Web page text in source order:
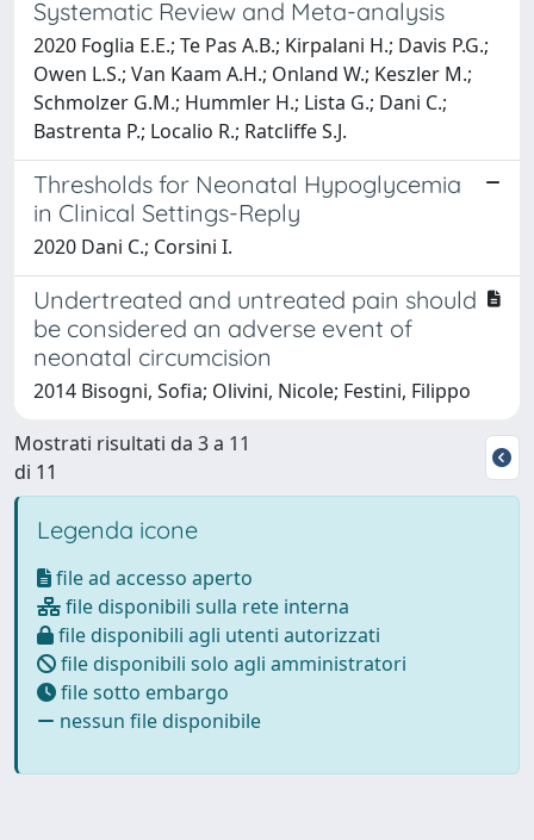
Systematic Review and Meta-analysis
2020 Foglia E.E.; Te Pas A.B.; Kirpalani H.; Davis P.G.;
Owen L.S.; Van Kaam A.H.; Onland W.; Keszler M.;
Schmolzer G.M.; Hummler H.; Lista G.; Dani C.;
Bastrenta P.; Localio R.; Ratcliffe S.J.
Thresholds for Neonatal Hypoglycemia
in Clinical Settings-Reply
2020 Dani C.; Corsini I.
Undertreated and untreated pain should
be considered an adverse event of
neonatal circumcision
2014 Bisogni, Sofia; Olivini, Nicole; Festini, Filippo
Mostrati risultati da 3 a 11
di 11
Legenda icone
file ad accesso aperto
file disponibili sulla rete interna
file disponibili agli utenti autorizzati
file disponibili solo agli amministratori
file sotto embargo
nessun file disponibile